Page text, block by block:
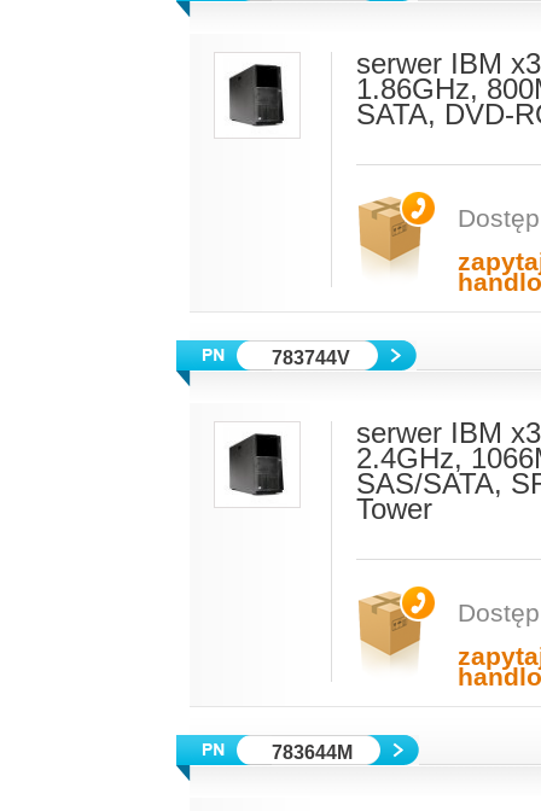
serwer IBM
1.86GHz,
SATA, DVD-
783744V
serwer IBM
2.4GHz,
SAS/SATA,
Tower
783644M